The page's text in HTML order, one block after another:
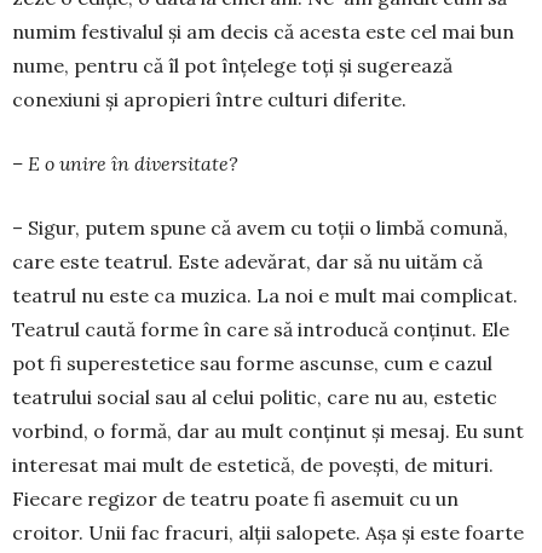
numim festivalul și am decis că acesta este cel mai bun
nume, pentru că îl pot înțelege toți și sugerează
conexiuni și apropieri între culturi diferite.
– E o unire în diversitate?
– Sigur, putem spune că avem cu toții o limbă comună,
care este teatrul. Este adevărat, dar să nu uităm că
teatrul nu este ca muzica. La noi e mult mai complicat.
Teatrul caută forme în care să in­troducă conținut. Ele
pot fi superestetice sau forme ascunse, cum e cazul
teatrului social sau al celui politic, care nu au, estetic
vorbind, o formă, dar au mult conținut și mesaj. Eu sunt
interesat mai mult de estetică, de povești, de mituri.
Fiecare regizor de teatru poate fi asemuit cu un
croitor. Unii fac fracuri, alții salopete. Așa și este foarte